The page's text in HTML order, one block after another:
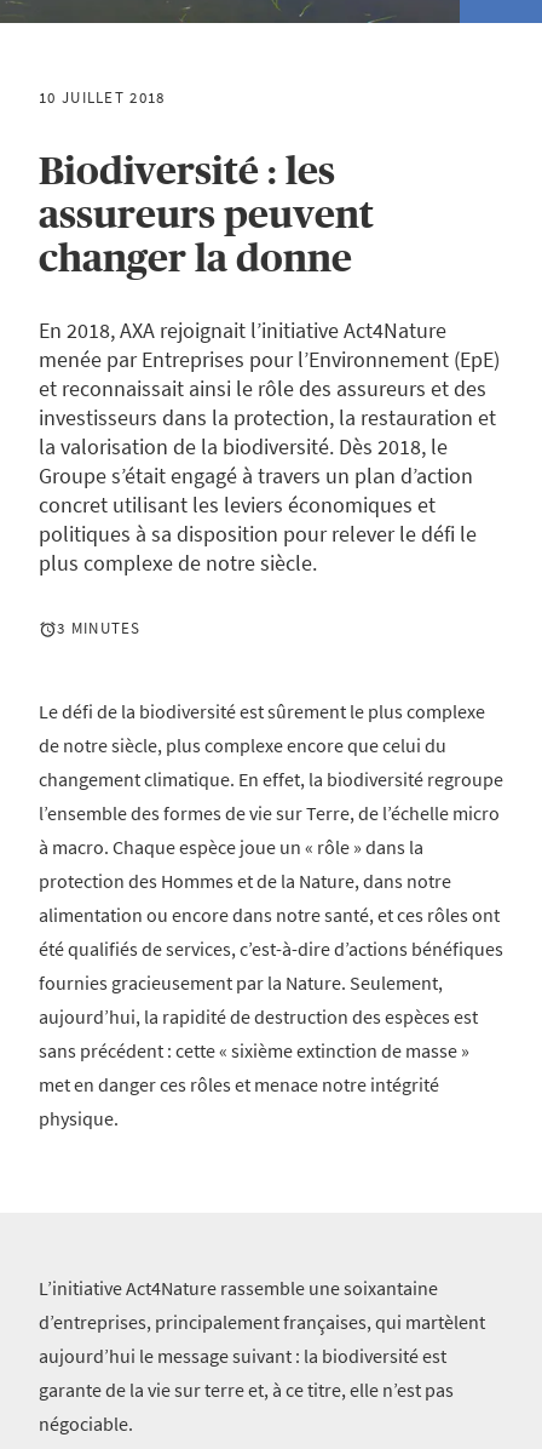
10 JUILLET 2018
Biodiversité : les
assureurs peuvent
changer la donne
En 2018, AXA rejoignait l’initiative Act4Nature
menée par Entreprises pour l’Environnement (EpE)
et reconnaissait ainsi le rôle des assureurs et des
investisseurs dans la protection, la restauration et
la valorisation de la biodiversité. Dès 2018, le
Groupe s’était engagé à travers un plan d’action
concret utilisant les leviers économiques et
politiques à sa disposition pour relever le défi le
plus complexe de notre siècle.
3 MINUTES
Le défi de la biodiversité est sûrement le plus complexe
de notre siècle, plus complexe encore que celui du
changement climatique. En effet, la biodiversité regroupe
l’ensemble des formes de vie sur Terre, de l’échelle micro
à macro. Chaque espèce joue un « rôle » dans la
protection des Hommes et de la Nature, dans notre
alimentation ou encore dans notre santé, et ces rôles ont
été qualifiés de services, c’est-à-dire d’actions bénéfiques
fournies gracieusement par la Nature. Seulement,
aujourd’hui, la rapidité de destruction des espèces est
sans précédent : cette « sixième extinction de masse »
met en danger ces rôles et menace notre intégrité
physique.
L’initiative Act4Nature rassemble une soixantaine
d’entreprises, principalement françaises, qui martèlent
aujourd’hui le message suivant : la biodiversité est
garante de la vie sur terre et, à ce titre, elle n’est pas
négociable.